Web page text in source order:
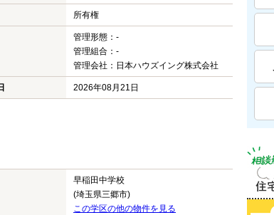
所有権
管理形態：-
管理組合：-
管理会社：日本ハウズイング株式会社
2026年08月21日
早稲田中学校
(埼玉県三郷市)
この学区の他の物件を見る